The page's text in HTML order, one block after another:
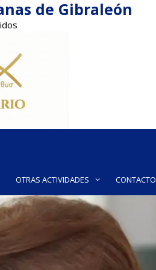
de Gibraleón
OTRAS ACTIVIDADES CONTACTO